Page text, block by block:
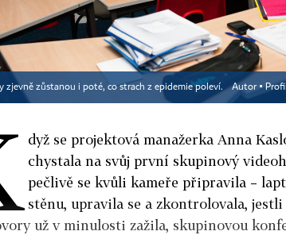
zjevně zůstanou i poté, co strach z epidemie poleví. Autor ▪
dyž se projektová manažerka Anna
chystala na svůj první skupinový
pečlivě se kvůli kameře připravila –
stěnu, upravila se a zkontrolovala,
už v minulosti zažila, skupinovou